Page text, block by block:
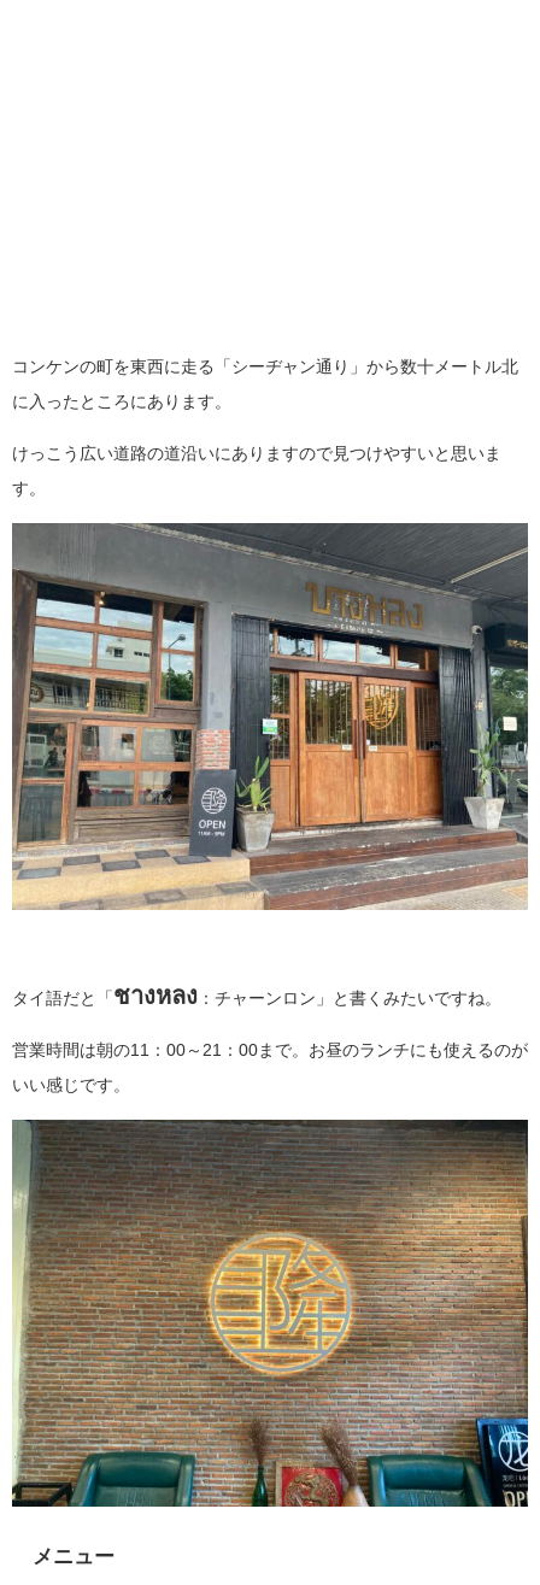
コンケンの町を東西に走る「シーヂャン通り」から数十メートル北
に入ったところにあります。
けっこう広い道路の道沿いにありますので見つけやすいと思いま
す。
タイ語だと「 ชางหลง ：チャーンロン」と書くみたいですね。
営業時間は朝の11：00～21：00まで。お昼のランチにも使えるのが
いい感じです。
メニュー